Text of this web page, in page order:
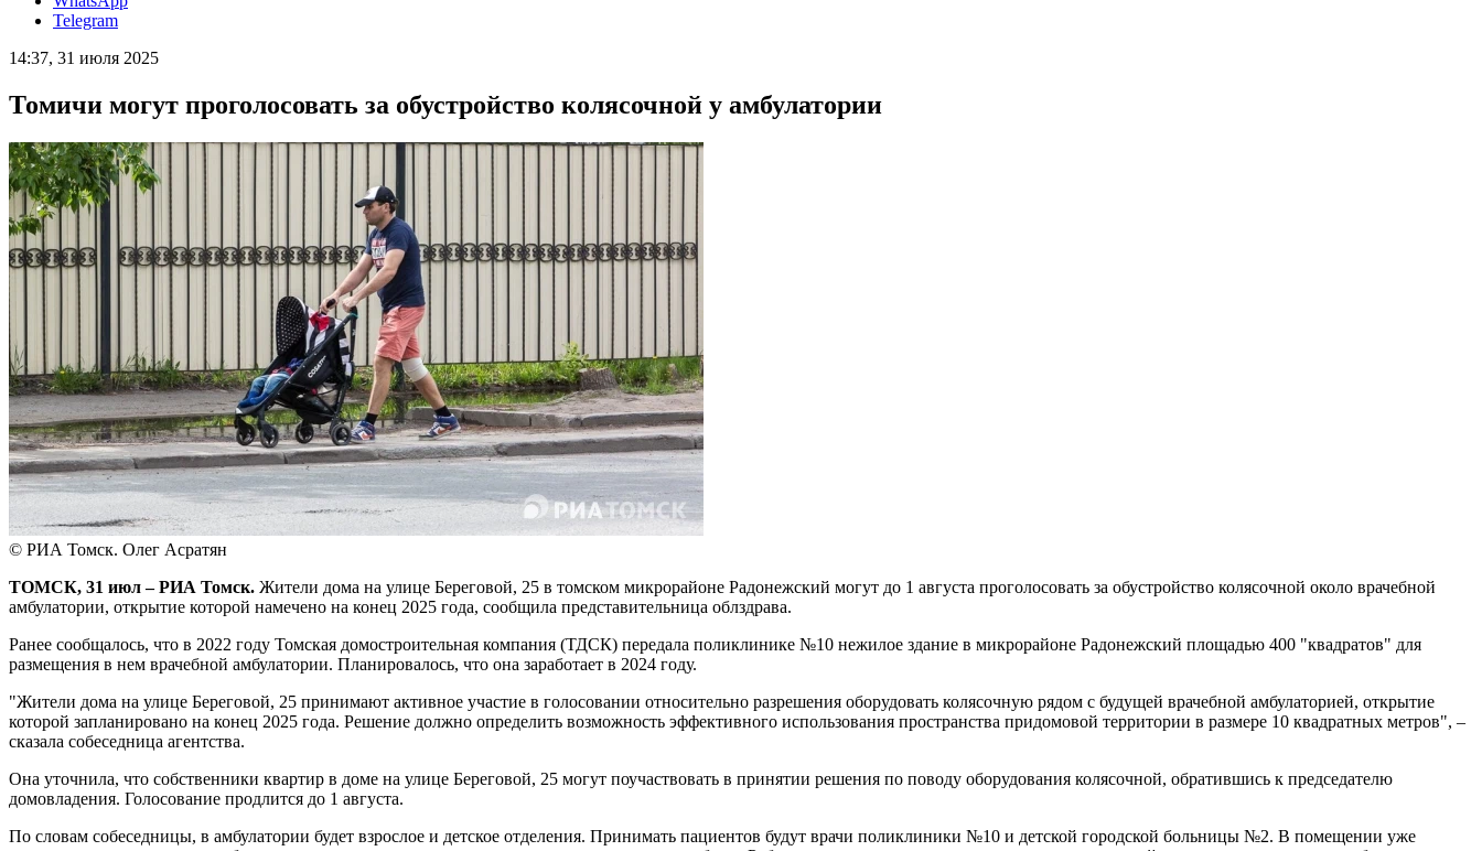
Telegram
14:37, 31 июля 2025
Томичи могут проголосовать за обустройство колясочной у амбулатории
© РИА Томск. Олег Асратян
ТОМСК, 31 июл – РИА Томск. Жители дома на улице Береговой, 25 в томском микрорайоне Радонежский могут до 1 августа проголосовать за обустройство колясочной около врачебной
амбулатории, открытие которой намечено на конец 2025 года, сообщила представительница облздрава.
Ранее сообщалось, что в 2022 году Томская домостроительная компания (ТДСК) передала поликлинике №10 нежилое здание в микрорайоне Радонежский площадью 400 "квадратов" для
размещения в нем врачебной амбулатории. Планировалось, что она заработает в 2024 году.
"Жители дома на улице Береговой, 25 принимают активное участие в голосовании относительно разрешения оборудовать колясочную рядом с будущей врачебной амбулаторией, открытие
которой запланировано на конец 2025 года. Решение должно определить возможность эффективного использования пространства придомовой территории в размере 10 квадратных метров", –
сказала собеседница агентства.
Она уточнила, что собственники квартир в доме на улице Береговой, 25 могут поучаствовать в принятии решения по поводу оборудования колясочной, обратившись к председателю
домовладения. Голосование продлится до 1 августа.
По словам собеседницы, в амбулатории будет взрослое и детское отделения. Принимать пациентов будут врачи поликлиники №10 и детской городской больницы №2. В помещении уже